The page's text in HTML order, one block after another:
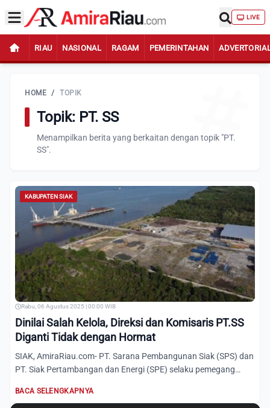
LIVE
RIAU NASIONAL RAGAM PEMERINTAHAN
HOME / TOPIK
Topik: PT. SS
Menampilkan berita yang berkaitan dengan topik "PT.
SS".
KABUPATEN SIAK
Rabu, 06 Agustus 2025 | 00:00 WIB
Dinilai Salah Kelola, Direksi dan Komisaris PT.SS
Diganti Tidak dengan Hormat
SIAK, AmiraRiau.com- PT. Sarana Pembangunan Siak (SPS) dan
PT. Siak Pertambangan dan Energi (SPE) selaku pemegang
BACA SELENGKAPNYA